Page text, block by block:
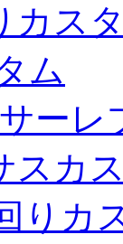
カス
ム
ー
スカ
りカ